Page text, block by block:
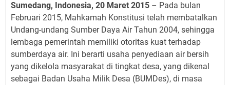
Sumedang, Indonesia, 20 Maret 2015 – Pada bulan
Februari 2015, Mahkamah Konstitusi telah membatalkan
Undang-undang Sumber Daya Air Tahun 2004, sehingga
lembaga pemerintah memiliki otoritas kuat terhadap
sumberdaya air. Ini berarti usaha penyediaan air bersih
yang dikelola masyarakat di tingkat desa, yang dikenal
sebagai Badan Usaha Milik Desa (BUMDes), di masa